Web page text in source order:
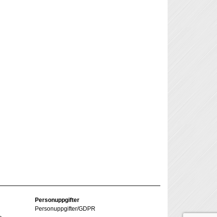
Personuppgifter
Personuppgifter/GDPR